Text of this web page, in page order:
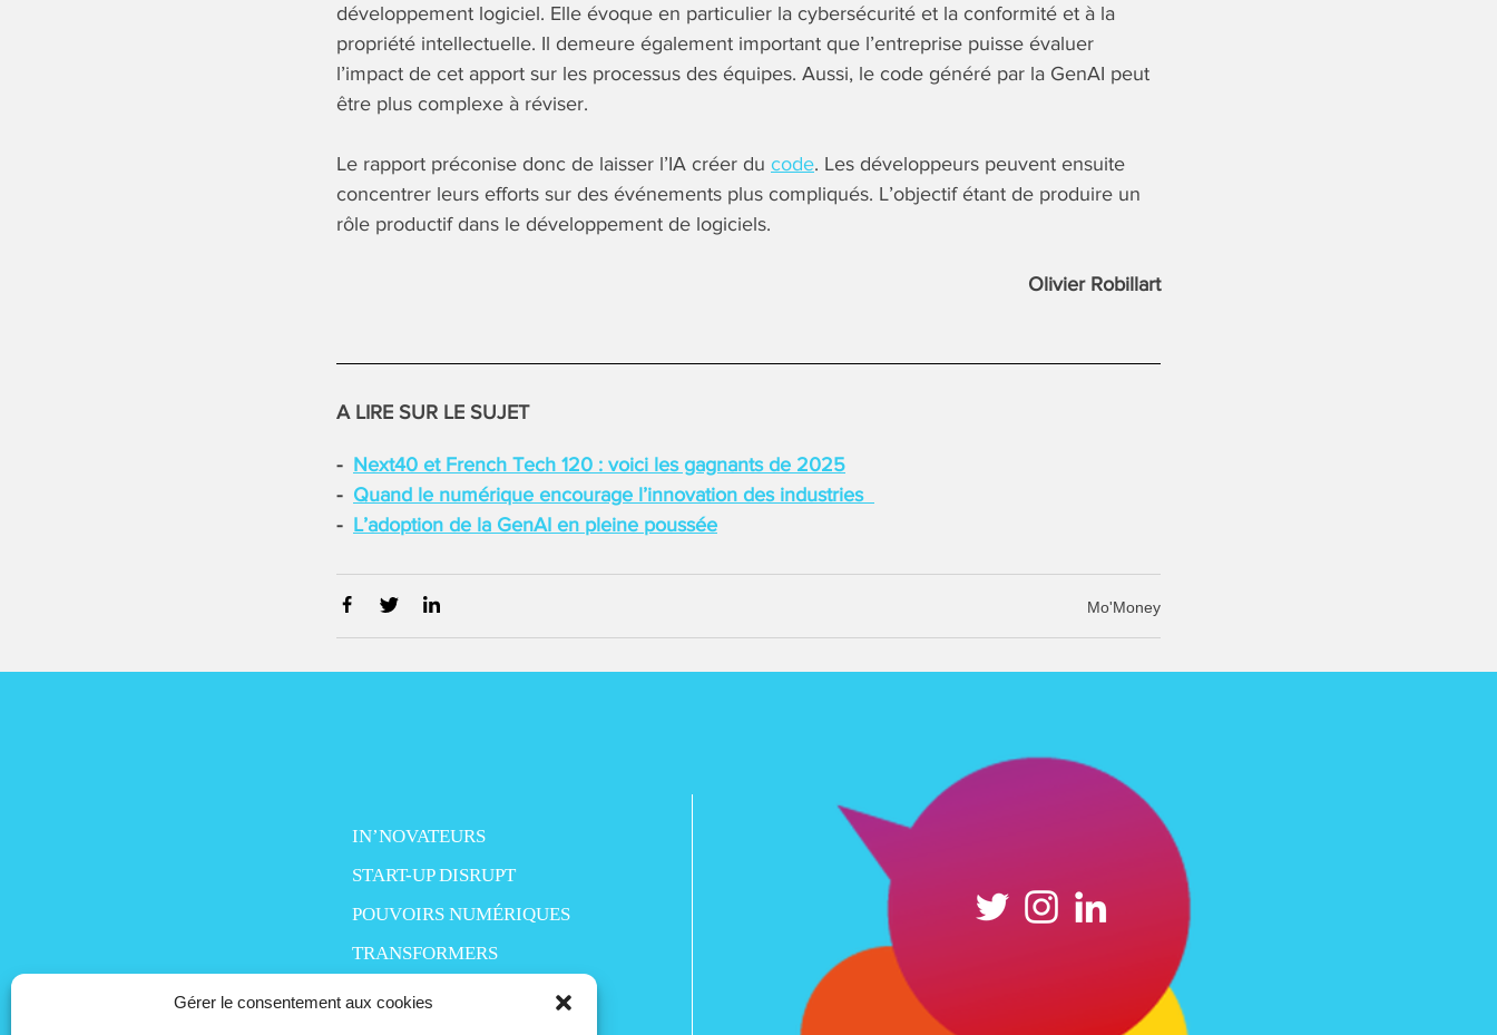
Gérer le consentement aux cookies
développement logiciel. Elle évoque en particulier la cybersécurité et la conformité et à la
propriété intellectuelle. Il demeure également important que l’entreprise puisse évaluer
l’impact de cet apport sur les processus des équipes. Aussi, le code généré par la GenAI peut
être plus complexe à réviser.
Le rapport préconise donc de laisser l’IA créer du code. Les développeurs peuvent ensuite
concentrer leurs efforts sur des événements plus compliqués. L’objectif étant de produire un
rôle productif dans le développement de logiciels.
Olivier Robillart
A LIRE SUR LE SUJET
Next40 et French Tech 120 : voici les gagnants de 2025
Quand le numérique encourage l’innovation des industries
L’adoption de la GenAI en pleine poussée
Mo'Money
IN’NOVATEURS
START-UP DISRUPT
POUVOIRS NUMÉRIQUES
TRANSFORMERS
SMART LIFE